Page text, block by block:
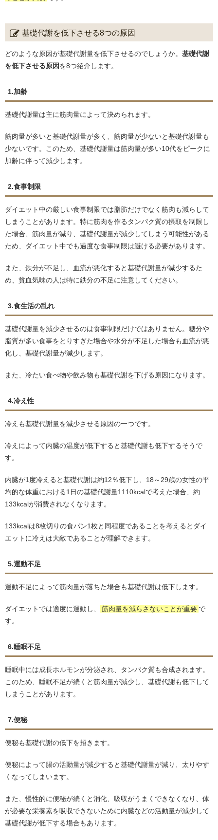
基礎代謝を低下させる8つの原因
どのような原因が基礎代謝量を低下させるのでしょうか。 基礎代謝
を低下させる原因を8つ紹介します。
1.加齢
基礎代謝量は主に筋肉量によって決められます。
筋肉量が多いと基礎代謝量が多く、筋肉量が少ないと基礎代謝量も
少ないです。このため、基礎代謝量は筋肉量が多い10代をピークに
加齢に伴って減少します。
2.食事制限
ダイエット中の厳しい食事制限では脂肪だけでなく筋肉も減らして
しまうことがあります。特に筋肉を作るタンパク質の摂取を制限し
た場合、筋肉量が減り、基礎代謝量が減少してしまう可能性がある
ため、ダイエット中でも過度な食事制限は避ける必要があります。
また、鉄分が不足し、血流が悪化すると基礎代謝量が減少するた
め、貧血気味の人は特に鉄分の不足に注意してください。
3.食生活の乱れ
基礎代謝量を減少させるのは食事制限だけではありません。糖分や
脂質が多い食事をとりすぎた場合や水分が不足した場合も血流が悪
化し、基礎代謝量が減少します。
また、冷たい食べ物や飲み物も基礎代謝を下げる原因になります。
4.冷え性
冷えも基礎代謝量を減少させる原因の一つです。
冷えによって内臓の温度が低下すると基礎代謝も低下するそうで
す。
内臓が1度冷えると基礎代謝は約12％低下し、18～29歳の女性の平
均的な体重における1日の基礎代謝量1110kcalで考えた場合、約
133kcalが消費されなくなります。
133kcalは8枚切りの食パン1枚と同程度であることを考えるとダイ
エットに冷えは大敵であることが理解できます。
5.運動不足
運動不足によって筋肉量が落ちた場合も基礎代謝は低下します。
ダイエットでは適度に運動し、 筋肉量を減らさないことが重要 で
す。
6.睡眠不足
睡眠中には成長ホルモンが分泌され、タンパク質も合成されます。
このため、睡眠不足が続くと筋肉量が減少し、基礎代謝も低下して
しまうことがあります。
7.便秘
便秘も基礎代謝の低下を招きます。
便秘によって腸の活動量が減少すると基礎代謝量が減り、太りやす
くなってしまいます。
また、慢性的に便秘が続くと消化、吸収がうまくできなくなり、体
が必要な栄養素を吸収できないために内臓などの活動量が減少して
基礎代謝が低下する場合もあります。